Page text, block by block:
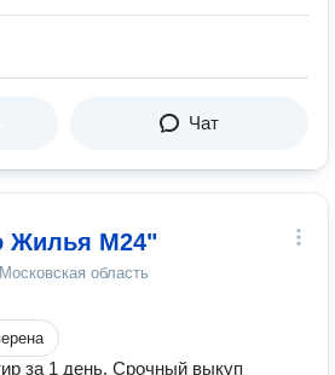
Чат
Жилья М24"
область
за 1 день. Срочный выкуп